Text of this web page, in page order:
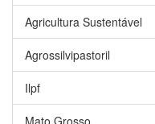
Agricultura Sustentável
Agrossilvipastoril
Ilpf
Mato Grosso